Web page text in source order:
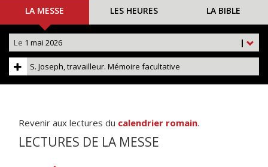
LA MESSE LES HEURES LA BIBLE
|
Le 1 mai 2026
S. Joseph, travailleur. Mémoire facultative
Revenir aux lectures du calendrier romain.
LECTURES DE LA MESSE